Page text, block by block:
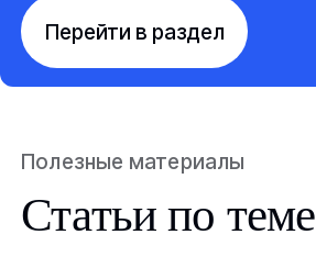
Перейти в раздел
Полезные материалы
Статьи по теме